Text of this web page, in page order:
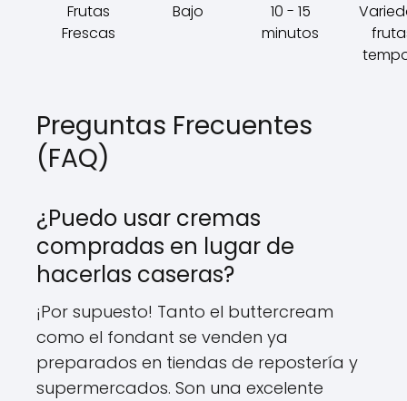
Frutas
Frescas
Bajo
10 - 15
minutos
Preguntas Frecuentes
(FAQ)
¿Puedo usar cremas
compradas en lugar de
hacerlas caseras?
¡Por supuesto! Tanto el buttercream
como el fondant se venden ya
preparados en tiendas de repostería y
supermercados. Son una excelente